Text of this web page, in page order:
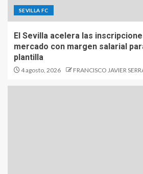
SEVILLA FC
El Sevilla acelera las
mercado con margen salarial
plantilla
4 agosto, 2026 FRANCISCO JAVIER